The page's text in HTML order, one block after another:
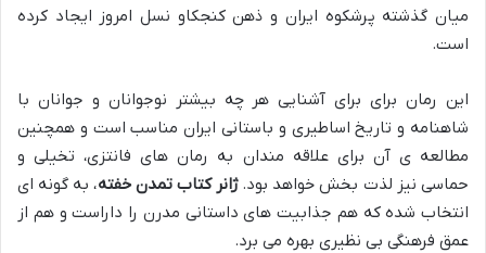
میان گذشته پرشکوه ایران و ذهن کنجکاو نسل امروز ایجاد کرده
است.
این رمان برای برای آشنایی هر چه بیشتر نوجوانان و جوانان با
شاهنامه و تاریخ اساطیری و باستانی ایران مناسب است و همچنین
مطالعه ی آن برای علاقه مندان به رمان های فانتزی، تخیلی و
حماسی نیز لذت بخش خواهد بود.ژانر کتاب تمدن خفته، به گونه ای
انتخاب شده که هم جذابیت های داستانی مدرن را داراست و هم از
عمق فرهنگی بی نظیری بهره می برد.